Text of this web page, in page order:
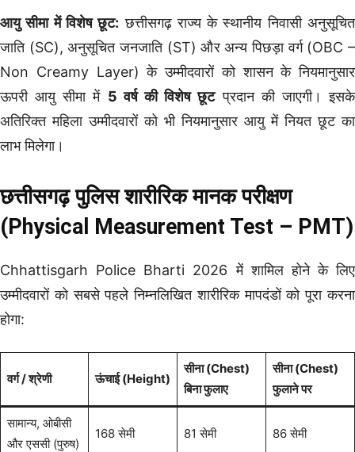
आयु सीमा में विशेष छूट: छत्तीसगढ़ राज्य के स्थानीय निवासी अनुसूचित
जाति (SC), अनुसूचित जनजाति (ST) और अन्य पिछड़ा वर्ग (OBC –
Non Creamy Layer) के उम्मीदवारों को शासन के नियमानुसार
ऊपरी आयु सीमा में 5 वर्ष की विशेष छूटप्रदान की जाएगी। इसके
अतिरिक्त महिला उम्मीदवारों को भी नियमानुसार आयु में नियत छूट का
लाभ मिलेगा।
छत्तीसगढ़ पुलिस शारीरिक मानक परीक्षण
(Physical Measurement Test – PMT)
Chhattisgarh Police Bharti 2026 में शामिल होने के लिए
उम्मीदवारों को सबसे पहले निम्नलिखित शारीरिक मापदंडों को पूरा करना
होगा:
वर्ग / श्रेणी ऊंचाई (Height)
सीना (Chest)
बिना फुलाए
सीना (Chest)
फुलाने पर
सामान्य, ओबीसी
और एससी (पुरुष)
168 सेमी 81 सेमी 86 सेमी